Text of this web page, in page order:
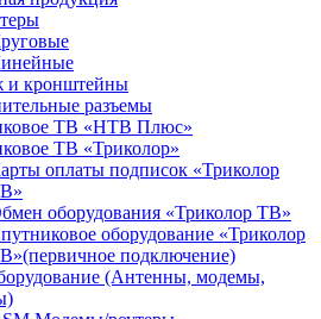
и кронштейны
разъемы
ТВ «НТВ Плюс»
ТВ «Триколор»
оплаты подписок «Триколор
оборудования «Триколор ТВ»
оборудование «Триколор
подключение)
(Антенны, модемы,